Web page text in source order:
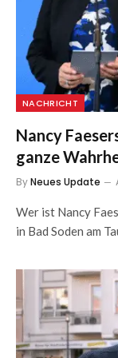
NACHRICHT
Nancy
ganze
ByNeues Update
Wer ist Nancy
in Bad Soden am